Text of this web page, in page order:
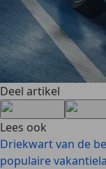
Deel artikel
Lees ook
Driekwart van de
populaire